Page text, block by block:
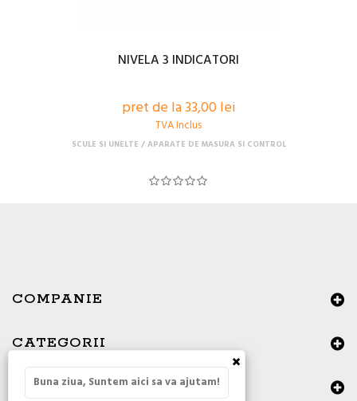
NIVELA 3 INDICATORI
pret de la 33,00 lei
TVA Inclus
SCULE SI UNELTE APARATE DE MASURA SI CONTROL
COMPANIE
CATEGORII
DATE DE CONTACT
×
Buna ziua, Suntem aici sa va ajutam!